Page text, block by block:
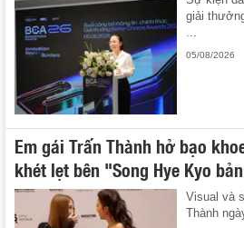
giải
...
05/08/2026
Em gái Trấn Thành hở bạo
khét lẹt bên "Song Hye Kyo
Visual và
Thành